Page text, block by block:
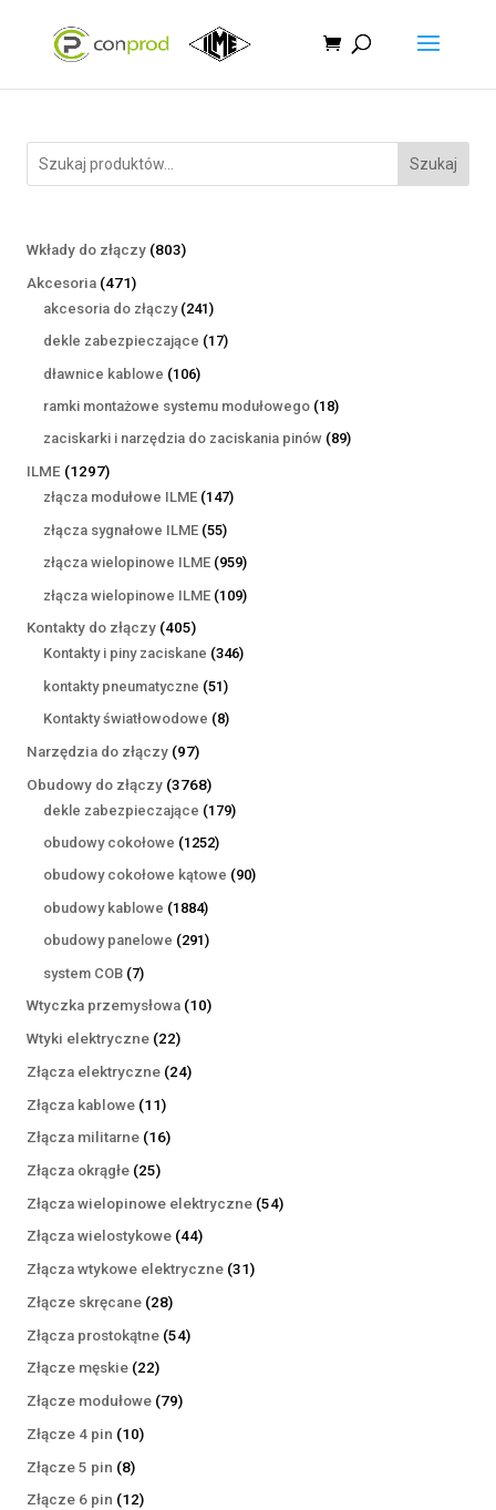
Szukaj
Wkłady do złączy 803803
Akcesoria 471471
produktów
akcesoria do złączy 241241
produktów
dekle zabezpieczające 1717
dławnice kablowe 106106
produktów
ramki montażowe systemu modułowego 1818
produktów
zaciskarki i narzędzia do zaciskania pinów 8989
ILME 12971297
produktów
złącza modułowe ILME 147147
złącza sygnałowe ILME 5555
produktów
złącza wielopinowe ILME 959959
produktów
złącza wielopinowe ILME 109109
Kontakty do złączy 405405
produktów
Kontakty i piny zaciskane 346346
kontakty pneumatyczne 5151
produktów
Kontakty światłowodowe 88
Narzędzia do złączy 9797
produktów
Obudowy do złączy 37683768
produktów
dekle zabezpieczające 179179
obudowy cokołowe 12521252
produkty
obudowy cokołowe kątowe 9090
obudowy kablowe 18841884
produkty
obudowy panelowe 291291
system COB 77
produktów
Wtyczka przemysłowa 1010
Wtyki elektryczne 2222
produkty
Złącza elektryczne 2424
Złącza kablowe 1111
produktów
Złącza militarne 1616
Złącza okrągłe 2525
produktów
Złącza wielopinowe elektryczne 5454
Złącza wielostykowe 4444
produkty
Złącza wtykowe elektryczne 3131
Złącze skręcane 2828
produktów
Złącza prostokątne 5454
Złącze męskie 2222
produkty
Złącze modułowe 7979
Złącze 4 pin 1010
Złącze 5 pin 88
produktów
Złącze 6 pin 1212